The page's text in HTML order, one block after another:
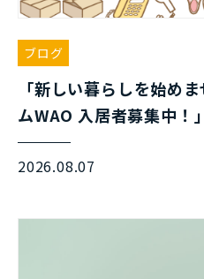
ブログ
「新しい暮らしを始め
ムWAO 入居者募集中！」
2026.08.07